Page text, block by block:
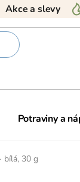
Akce a slevy
Potraviny a
bílá, 30 g